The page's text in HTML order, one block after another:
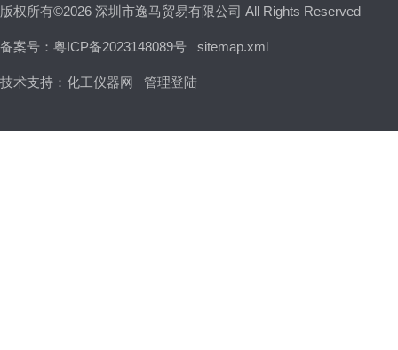
版权所有©2026 深圳市逸马贸易有限公司 All Rights Reserved
备案号：粤ICP备2023148089号 sitemap.xml
技术支持： 化工仪器网 管理登陆